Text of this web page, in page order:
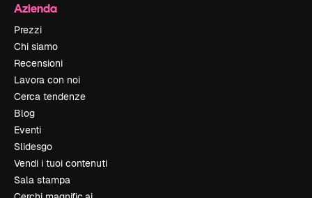
Azienda
Prezzi
Chi siamo
Recensioni
Lavora con noi
Cerca tendenze
Blog
Eventi
Slidesgo
Vendi i tuoi contenuti
Sala stampa